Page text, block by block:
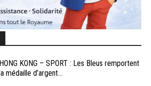
HONG KONG – SPORT : Les Bleus remportent
la médaille d’argent...